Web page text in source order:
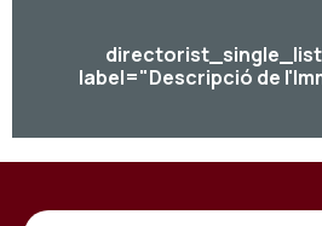
label="Descripció de